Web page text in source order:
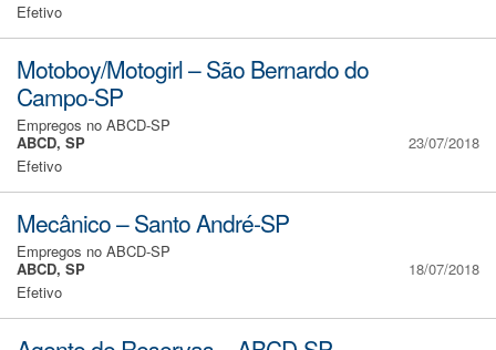
Efetivo
Motoboy/Motogirl – São Bernardo do
Campo-SP
Empregos no ABCD-SP
ABCD, SP
Efetivo
23/07/2018
Mecânico – Santo André-SP
Empregos no ABCD-SP
ABCD, SP
Efetivo
18/07/2018